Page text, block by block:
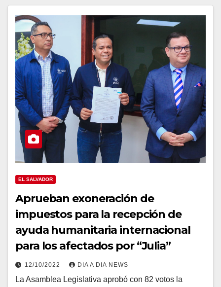
EL SALVADOR
Aprueban exoneración de
impuestos para la recepción de
ayuda humanitaria internacional
para los afectados por “Julia”
12/10/2022 DIA A DIA NEWS
La Asamblea Legislativa aprobó con 82 votos la